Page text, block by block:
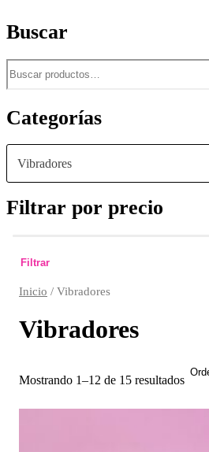
Buscar
Categorías
Vibradores
Filtrar por precio
Filtrar
Inicio / Vibradores
Vibradores
Mostrando 1–12 de 15 resultados